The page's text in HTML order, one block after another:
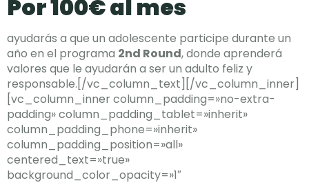
Por 100€ al mes
ayudarás a que un adolescente participe durante un
año en el programa 2nd Round, donde aprenderá
valores que le ayudarán a ser un adulto feliz y
responsable.[/vc_column_text][/vc_column_inner]
[vc_column_inner column_padding=»no-extra-
padding» column_padding_tablet=»inherit»
column_padding_phone=»inherit»
column_padding_position=»all»
centered_text=»true»
background_color_opacity=»1″